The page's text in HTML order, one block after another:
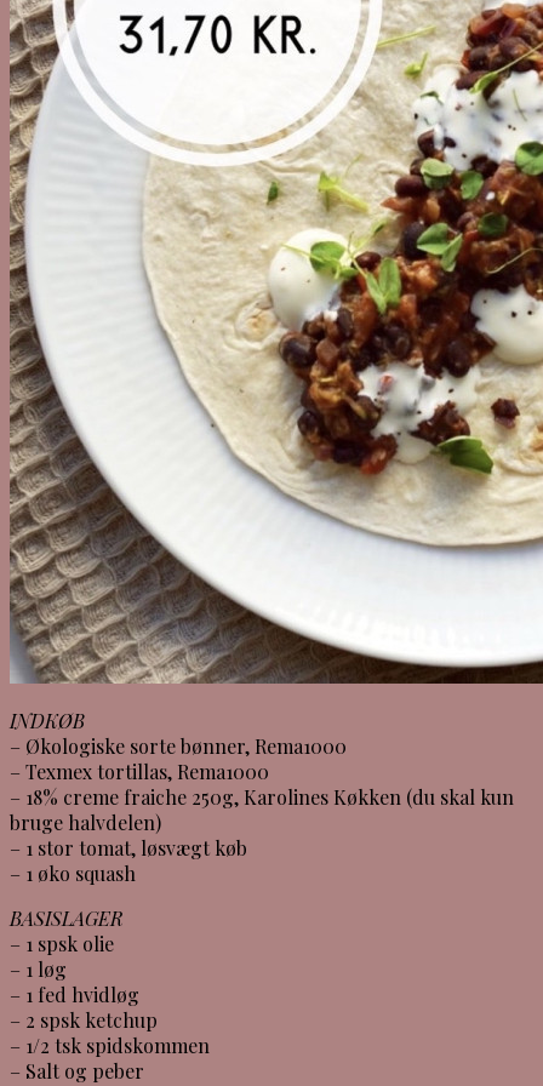
INDKØB
– Økologiske sorte bønner, Rema1000
– Texmex tortillas, Rema1000
– 18% creme fraiche 250g, Karolines Køkken (du skal kun
bruge halvdelen)
– 1 stor tomat, løsvægt køb
– 1 øko squash
BASISLAGER
– 1 spsk olie
– 1 løg
– 1 fed hvidløg
– 2 spsk ketchup
– 1/2 tsk spidskommen
– Salt og peber